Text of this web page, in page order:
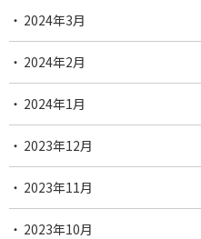
2024年3月
2024年2月
2024年1月
2023年12月
2023年11月
2023年10月